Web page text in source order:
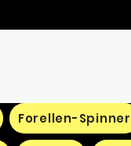
Forellen-Spinner